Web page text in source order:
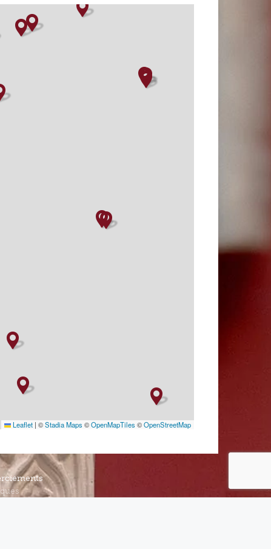
Leaflet | ©Stadia Maps ©OpenMapTiles ©OpenStreetMap